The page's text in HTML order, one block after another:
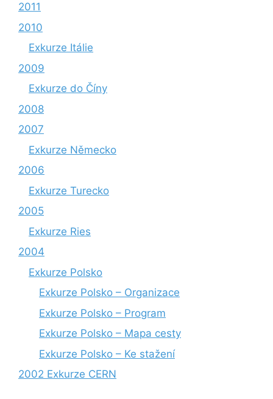
2011
2010
Exkurze Itálie
2009
Exkurze do Číny
2008
2007
Exkurze Německo
2006
Exkurze Turecko
2005
Exkurze Ries
2004
Exkurze Polsko
Exkurze Polsko – Organizace
Exkurze Polsko – Program
Exkurze Polsko – Mapa cesty
Exkurze Polsko – Ke stažení
2002 Exkurze CERN